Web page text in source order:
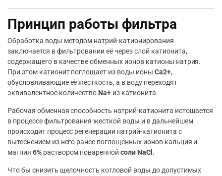
Принцип работы фильтра
Обработка воды методом натрий-катионирования
заключается в фильтровании её через слой катионита,
содержащего в качестве обменных ионов катионы натрия.
При этом катионит поглощает из воды ионы Ca2+,
обусловливающие её жесткость, а в воду переходят
эквивалентное количество Na+ из катионита.
Рабочая обменная способность натрий-катионита истощается
в процессе фильтрования жесткой воды и в дальнейшем
происходит процесс регенерации натрий-катионита с
вытеснением из него ранее поглощенных ионов кальция и
магния 6%раствором повареннойсоли NaCl .
Что бы снизить щелочность котловой воды до допустимых